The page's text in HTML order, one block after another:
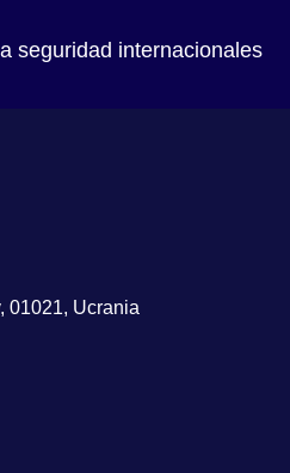
seguridad internacionales
01021, Ucrania